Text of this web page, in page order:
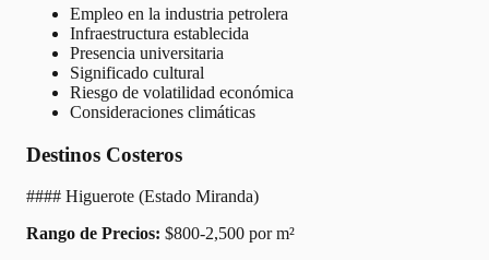
Empleo en la industria petrolera
Infraestructura establecida
Presencia universitaria
Significado cultural
Riesgo de volatilidad económica
Consideraciones climáticas
Destinos Costeros
#### Higuerote (Estado Miranda)
Rango de Precios: $800-2,500 por m²